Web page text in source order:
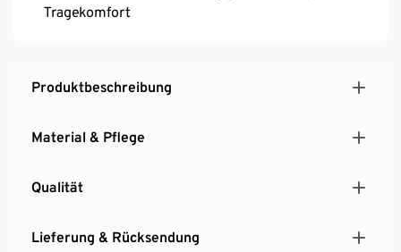
Tragekomfort
Produktbeschreibung
Material & Pflege
Qualität
Lieferung & Rücksendung